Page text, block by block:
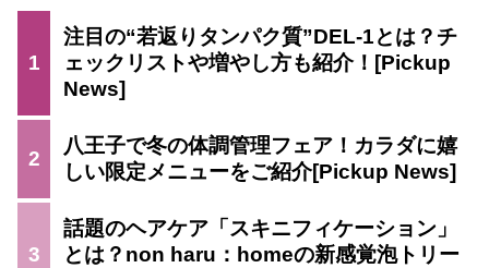
1
注目の“若返りタンパク質”DEL-1とは？チ
ェックリストや増やし方も紹介！
2
八王子で冬の体調管理フェア！カラダに嬉
しい限定メニューをご紹介
3
話題のヘアケア「スキニフィケーション」
とは？non haru：homeの新感覚泡トリー